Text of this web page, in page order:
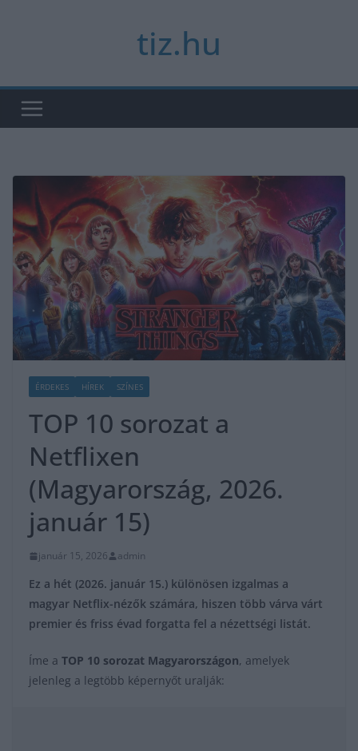
tiz.hu
ÉRDEKES HÍREK SZÍNES
TOP 10 sorozat a
Netflixen
(Magyarország, 2026.
január 15)
január 15, 2026 admin
Ez a hét (2026. január 15.) különösen izgalmas a
magyar Netflix-nézők számára, hiszen több várva várt
premier és friss évad forgatta fel a nézettségi listát.
Íme a TOP 10 sorozat Magyarországon, amelyek
jelenleg a legtöbb képernyőt uralják: